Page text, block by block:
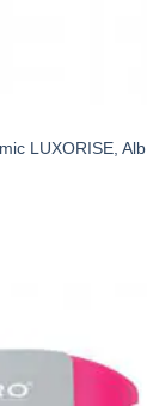
LUXORISE, Alb